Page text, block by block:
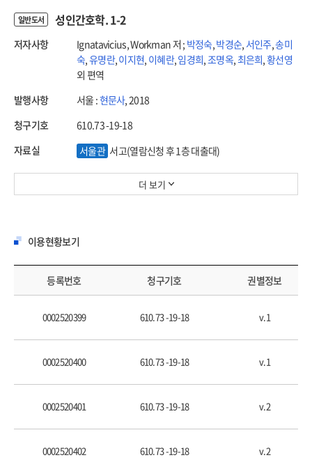
일반도서 성인간호학. 1-2
저자사항 Ignatavicius, Workman 저 ; 박정숙,박경순, 서인주,송미
숙,유명란,이지현, 이혜란,임경희,조명옥,최은희,황선영
외 편역
발행사항
서울 :현문사, 2018
청구기호
610.73 -19-18
자료실
서울관 서고(열람신청 후 1층 대출대)
더 보기
이용현황보기
등록번호 청구기호 권별정보
0002520399 610.73 -19-18 v.1
0002520400 610.73 -19-18 v.1
0002520401 610.73 -19-18 v.2
0002520402 610.73 -19-18 v.2